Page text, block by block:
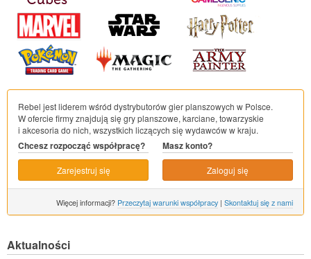
Rebel jest liderem wśród dystrybutorów gier planszowych w Polsce.
W ofercie firmy znajdują się gry planszowe, karciane, towarzyskie
i akcesoria do nich, wszystkich liczących się wydawców w kraju.
Chcesz rozpocząć współpracę?
Zarejestruj się
Masz konto?
Zaloguj się
Więcej informacji? Przeczytaj warunki współpracy | Skontaktuj się z nami
Aktualności